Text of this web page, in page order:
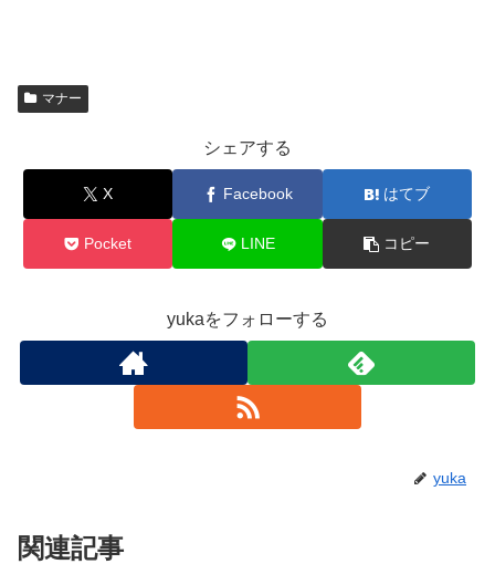
マナー
シェアする
X Facebook はてブ
Pocket LINE コピー
yukaをフォローする
yuka
関連記事